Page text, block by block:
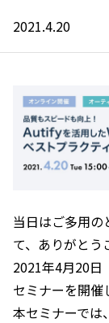
2021.4.20
当日はご多用の
て、ありがとう
2021年4月20日
セミナーを開催
本セミナーでは